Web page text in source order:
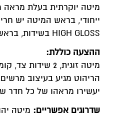
מיטה יוקרתית בעלת
ייחודי, בראש המיטה יש
HIGH GLOSS בשידות, בראש המיטה ובקומודה.
ההצעה כוללת:
מיטה זוגית, 2 שידות צד, קומודה ומראה
הריהוט מגיע בעיצוב
יעשירו מראהו של כל חדר
שדרוגים אפשריים: מיטה